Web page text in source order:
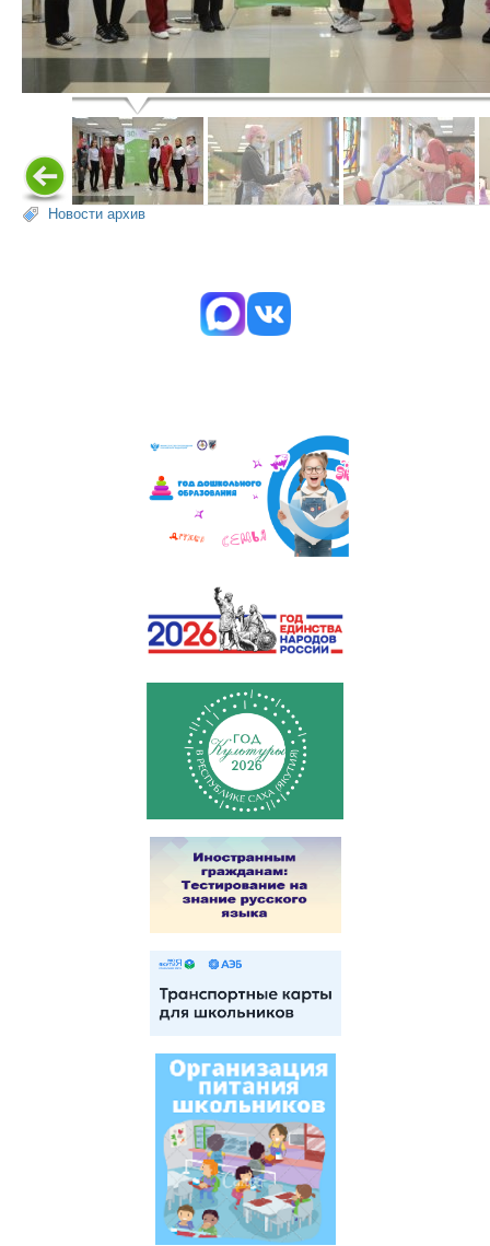
Новости архив